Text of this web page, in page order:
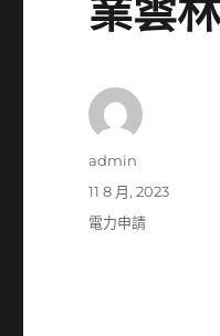
業雲
作
admin
發
佈
11 8 月, 2023
分
電力申請